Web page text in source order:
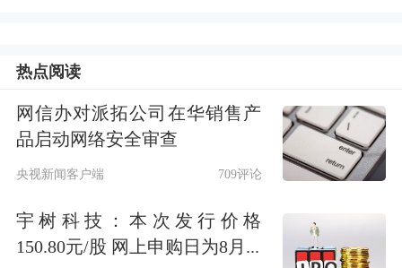
热点阅读
网信办对派拓公司在华销售产
品启动网络安全审查
央视新闻客户端 709评论
宇树科技：本次发行价格
150.80元/股 网上申购日为8月...